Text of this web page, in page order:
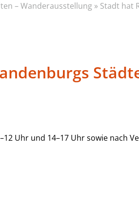
– Wanderausstellung » Stadt hat
Uhr und 14–17 Uhr sowie nach